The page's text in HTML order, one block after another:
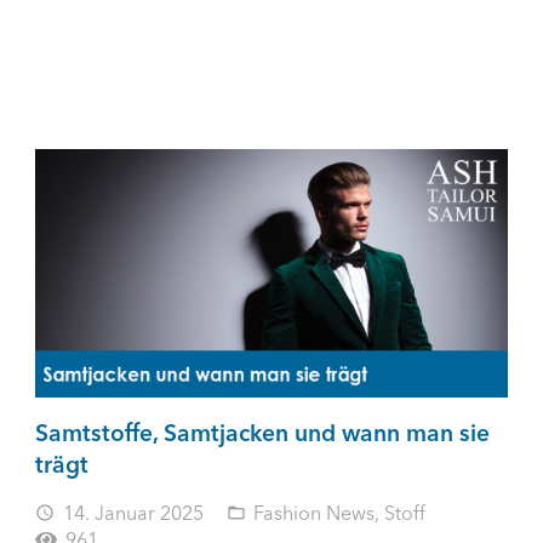
Samtstoffe, Samtjacken und wann man sie
trägt
access_time 14. Januar 2025 folder_open Fashion News, Stoff